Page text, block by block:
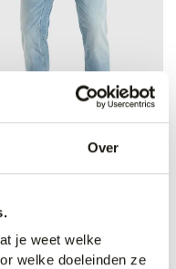
Over
je weet welke
welke doeleinden ze